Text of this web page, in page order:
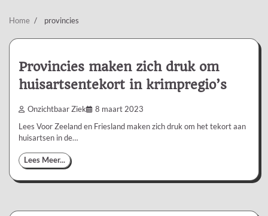
Home provincies
Provincies maken zich druk om
huisartsentekort in krimpregio’s
Onzichtbaar Ziek 8 maart 2023
Lees Voor Zeeland en Friesland maken zich druk om het tekort aan
huisartsen in de…
Lees Meer...